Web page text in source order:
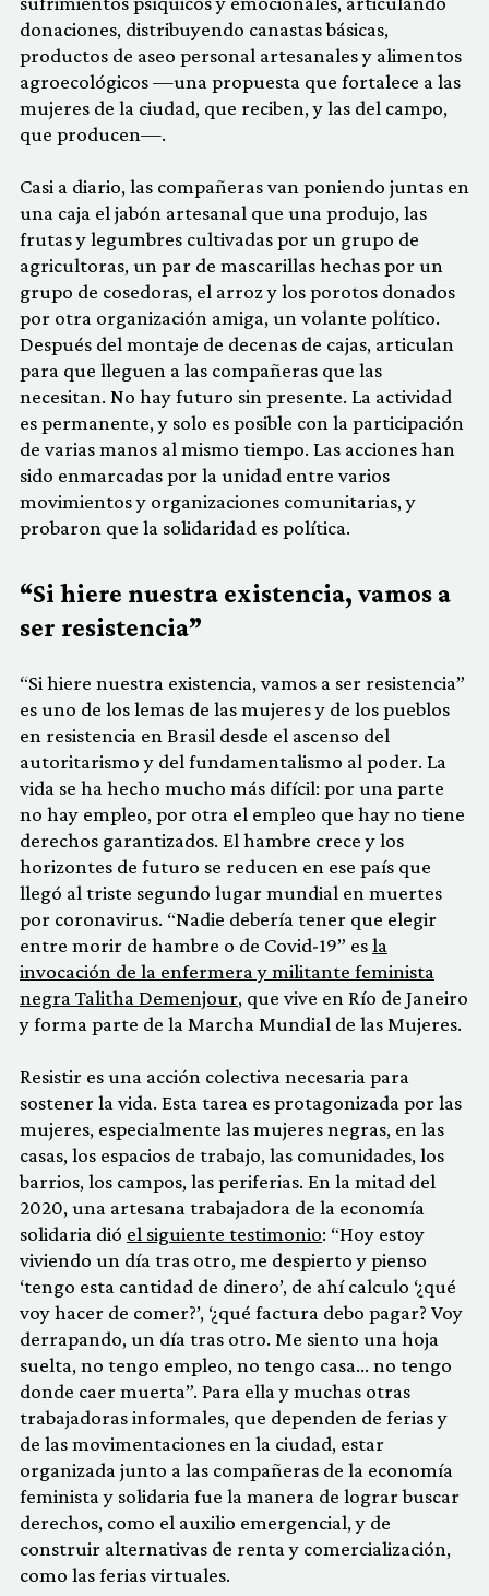
donaciones, distribuyendo canastas básicas,
productos de aseo personal artesanales y alimentos
agroecológicos —una propuesta que fortalece a las
mujeres de la ciudad, que reciben, y las del campo,
que producen—.
Casi a diario, las compañeras van poniendo juntas en
una caja el jabón artesanal que una produjo, las
frutas y legumbres cultivadas por un grupo de
agricultoras, un par de mascarillas hechas por un
grupo de cosedoras, el arroz y los porotos donados
por otra organización amiga, un volante político.
Después del montaje de decenas de cajas, articulan
para que lleguen a las compañeras que las
necesitan. No hay futuro sin presente. La actividad
es permanente, y solo es posible con la participación
de varias manos al mismo tiempo. Las acciones han
sido enmarcadas por la unidad entre varios
movimientos y organizaciones comunitarias, y
probaron que la solidaridad es política.
“Si hiere nuestra existencia, vamos a
ser resistencia”
“Si hiere nuestra existencia, vamos a ser resistencia”
es uno de los lemas de las mujeres y de los pueblos
en resistencia en Brasil desde el ascenso del
autoritarismo y del fundamentalismo al poder. La
vida se ha hecho mucho más difícil: por una parte
no hay empleo, por otra el empleo que hay no tiene
derechos garantizados. El hambre crece y los
horizontes de futuro se reducen en ese país que
llegó al triste segundo lugar mundial en muertes
por coronavirus. “Nadie debería tener que elegir
entre morir de hambre o de Covid-19” esla
invocación de la enfermera y militante feminista
negra Talitha Demenjour, que vive en Río de Janeiro
y forma parte de la Marcha Mundial de las Mujeres.
Resistir es una acción colectiva necesaria para
sostener la vida. Esta tarea es protagonizada por las
mujeres, especialmente las mujeres negras, en las
casas, los espacios de trabajo, las comunidades, los
barrios, los campos, las periferias. En la mitad del
2020, una artesana trabajadora de la economía
solidaria dió el siguiente testimonio: “Hoy estoy
viviendo un día tras otro, me despierto y pienso
‘tengo esta cantidad de dinero’, de ahí calculo ‘¿qué
voy hacer de comer?’, ‘¿qué factura debo pagar? Voy
derrapando, un día tras otro. Me siento una hoja
suelta, no tengo empleo, no tengo casa… no tengo
donde caer muerta”. Para ella y muchas otras
trabajadoras informales, que dependen de ferias y
de las movimentaciones en la ciudad, estar
organizada junto a las compañeras de la economía
feminista y solidaria fue la manera de lograr buscar
derechos, como el auxilio emergencial, y de
construir alternativas de renta y comercialización,
como las ferias virtuales.